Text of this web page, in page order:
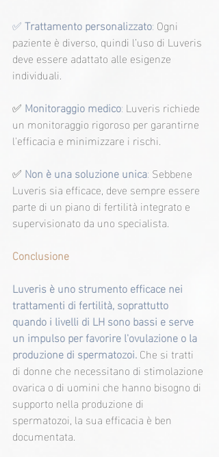
✅ Trattamento personalizzato: Ogni
paziente è diverso, quindi l’uso di Luveris
deve essere adattato alle esigenze
individuali.
✅ Monitoraggio medico: Luveris richiede
un monitoraggio rigoroso per garantirne
l'efficacia e minimizzare i rischi.
✅ Non è una soluzione unica: Sebbene
Luveris sia efficace, deve sempre essere
parte di un piano di fertilità integrato e
supervisionato da uno specialista.
Conclusione
Luveris è uno strumento efficace nei
trattamenti di fertilità, soprattutto
quando i livelli di LH sono bassi e serve
un impulso per favorire l'ovulazione o la
produzione di spermatozoi. Che si tratti
di donne che necessitano di stimolazione
ovarica o di uomini che hanno bisogno di
supporto nella produzione di
spermatozoi, la sua efficacia è ben
documentata.